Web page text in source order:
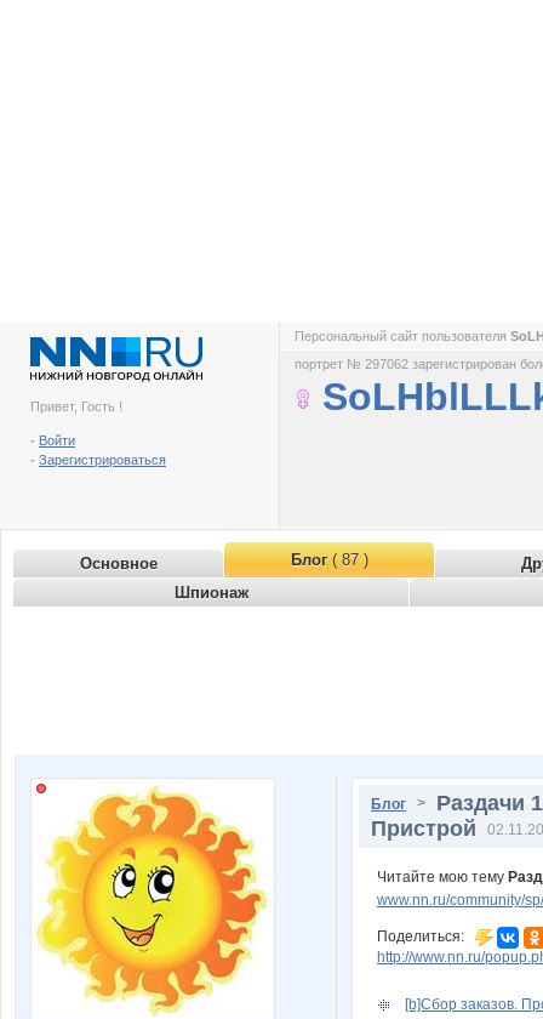
Привет, Гость !
- Войти
- Зарегистрироваться
Персональный сайт пользователя
портрет № 297062 зарегистрирован
Основное Блог( 87 )
Шпионаж
Блог > Раздачи
Пристрой
Читайте мою тему
www.nn.ru/community/
Поделиться:
http://www.nn.ru/
[b]Сбор заказов.